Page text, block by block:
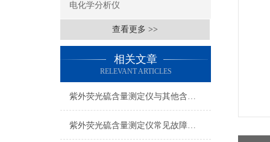
电化学分析仪
查看更多 >>
相关文章
RELEVANT ARTICLES
紫外荧光硫含量测定仪与其他含硫分析方法的比较研究
紫外荧光硫含量测定仪常见故障及快速排除方法